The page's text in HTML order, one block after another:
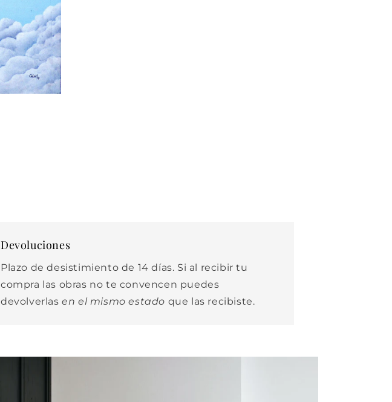
Devoluciones
Plazo de desistimiento de 14 días. Si al recibir tu
compra las obras no te convencen puedes
devolverlasen el mismo estado que las recibiste.